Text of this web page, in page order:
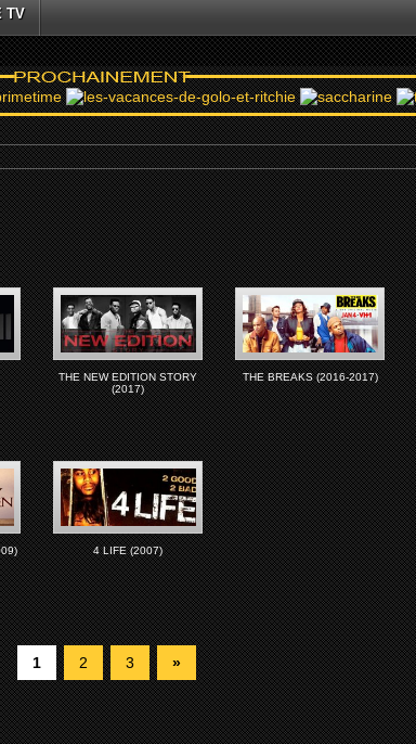
TV
THE NEW EDITION STORY
(2017)
THE BREAKS (2016-2017)
4 LIFE (2007)
1 2 3 »